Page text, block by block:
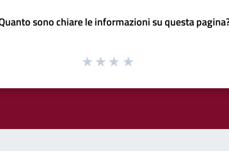
sono chiare le informazioni su questa